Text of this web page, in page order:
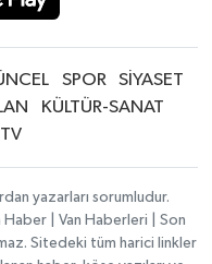
SPOR
SİYASET
KÜLTÜR-SANAT
yazarları sorumludur.
Haber | Van Haberleri | Son
Sitedeki tüm harici linkler